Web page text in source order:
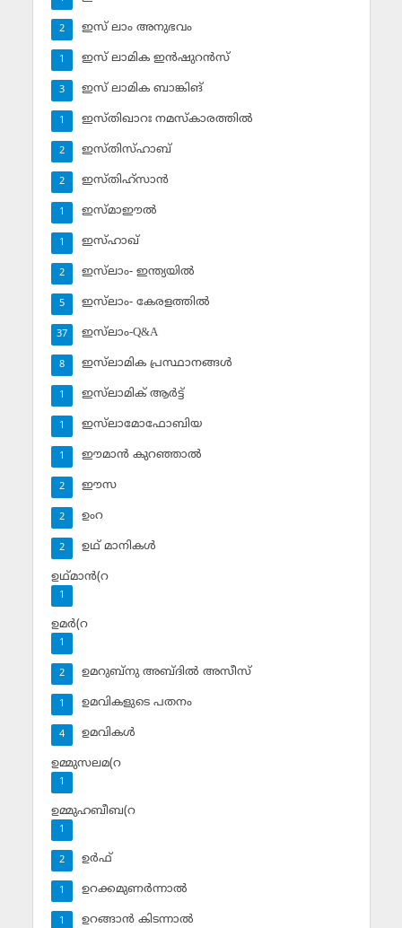
ഇസ് ലാം അനുഭവം
2
ഇസ് ലാമിക ഇന്‍ഷുറന്‍സ്‌
1
ഇസ് ലാമിക ബാങ്കിങ്‌
3
ഇസ്തിഖാറഃ നമസ്‌കാരത്തില്‍
1
ഇസ്തിസ്ഹാബ്
2
ഇസ്തിഹ്‌സാന്‍
2
ഇസ്മാഈല്‍
1
ഇസ്ഹാഖ്‌
1
ഇസ്‌ലാം- ഇന്ത്യയില്‍
2
ഇസ്‌ലാം- കേരളത്തില്‍
5
ഇസ്‌ലാം-Q&A
37
ഇസ്‌ലാമിക പ്രസ്ഥാനങ്ങള്‍
8
ഇസ്‌ലാമിക് ആര്‍ട്ട്
1
ഇസ്‌ലാമോഫോബിയ
1
ഈമാന്‍ കുറഞ്ഞാല്‍
1
ഈസ
2
ഉംറ
2
ഉഥ് മാനികള്‍
2
ഉഥ്മാന്‍(റ
1
ഉമര്‍(റ
1
ഉമറുബ്‌നു അബ്ദില്‍ അസീസ്‌
2
ഉമവികളുടെ പതനം
1
ഉമവികള്‍
4
ഉമ്മുസലമ(റ
1
ഉമ്മുഹബീബ(റ
1
ഉര്‍ഫ്
2
ഉറക്കമുണര്‍ന്നാല്‍
1
ഉറങ്ങാന്‍ കിടന്നാല്‍
1